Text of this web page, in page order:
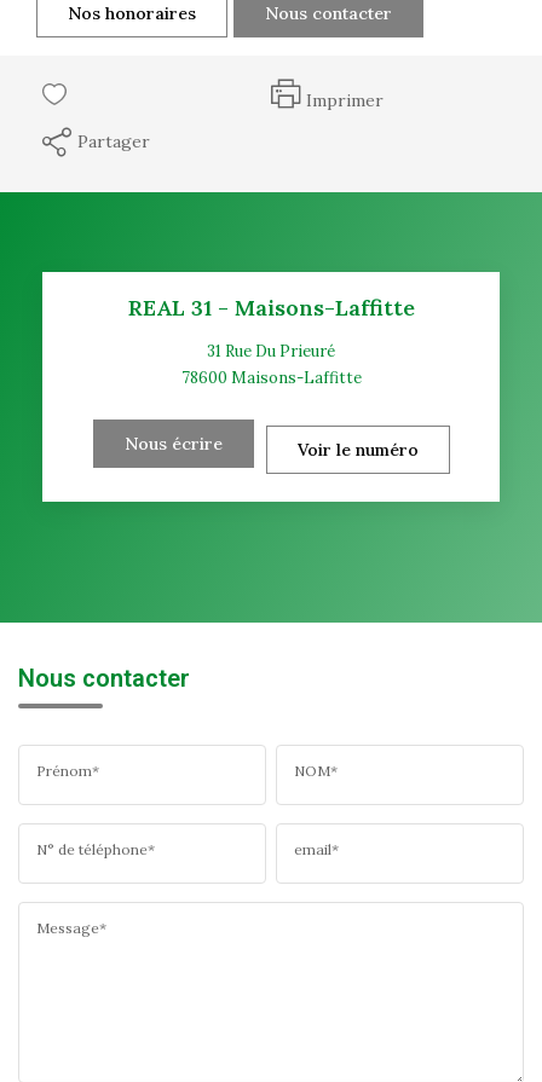
Nos honoraires Nous contacter
Imprimer
Partager
REAL 31 - Maisons-Laffitte
31 Rue Du Prieuré
78600 Maisons-Laffitte
Nous écrire Voir le numéro
Nous contacter
Prénom* NOM*
N° de téléphone* email*
Message*